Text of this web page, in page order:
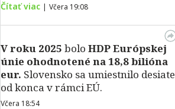
Čítať viac | Včera 19:08
V roku 2025 bolo HDPEurópskej
únie ohodnotené na 18,8 bilióna
eur. Slovensko sa umiestnilo desiate
od konca v rámci EÚ.
Včera 18:54